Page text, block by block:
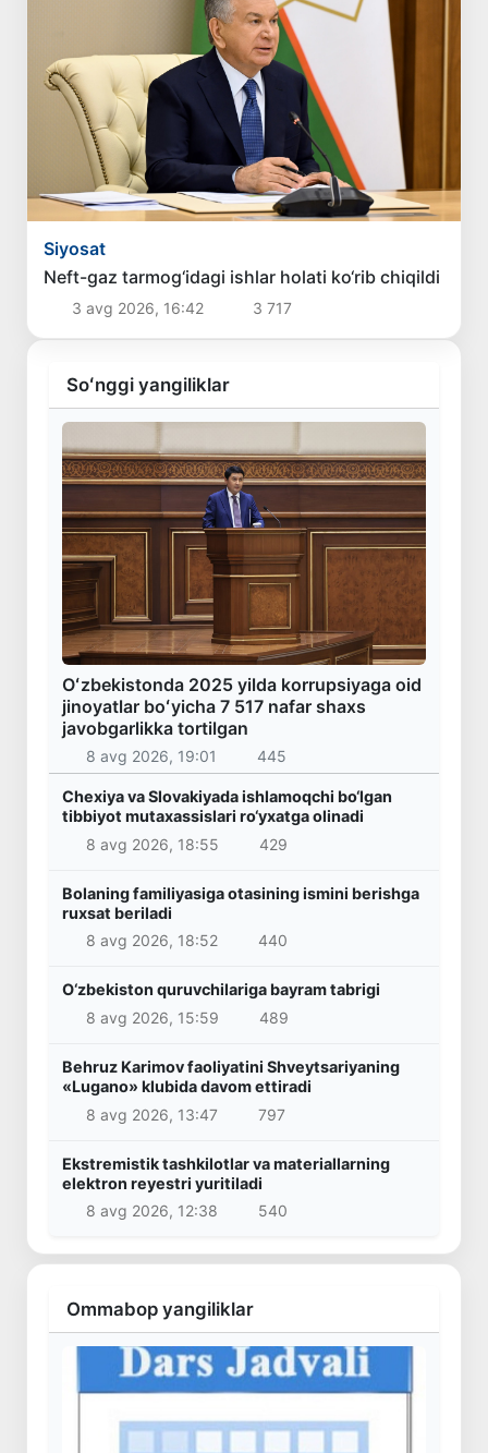
Siyosat
Neft-gaz tarmog‘idagi ishlar holati ko‘rib chiqildi
3 avg 2026, 16:42 3 717
Soʻnggi yangiliklar
Oʻzbekistonda 2025 yilda korrupsiyaga oid
jinoyatlar boʻyicha 7 517 nafar shaxs
javobgarlikka tortilgan
8 avg 2026, 19:01 445
Chexiya va Slovakiyada ishlamoqchi bo‘lgan
tibbiyot mutaxassislari ro‘yxatga olinadi
8 avg 2026, 18:55
429
Bolaning familiyasiga otasining ismini berishga
ruxsat beriladi
8 avg 2026, 18:52
440
O‘zbekiston quruvchilariga bayram tabrigi
8 avg 2026, 15:59
489
Behruz Karimov faoliyatini Shveytsariyaning
«Lugano» klubida davom ettiradi
8 avg 2026, 13:47
797
Ekstremistik tashkilotlar va materiallarning
elektron reyestri yuritiladi
8 avg 2026, 12:38
540
Ommabop yangiliklar